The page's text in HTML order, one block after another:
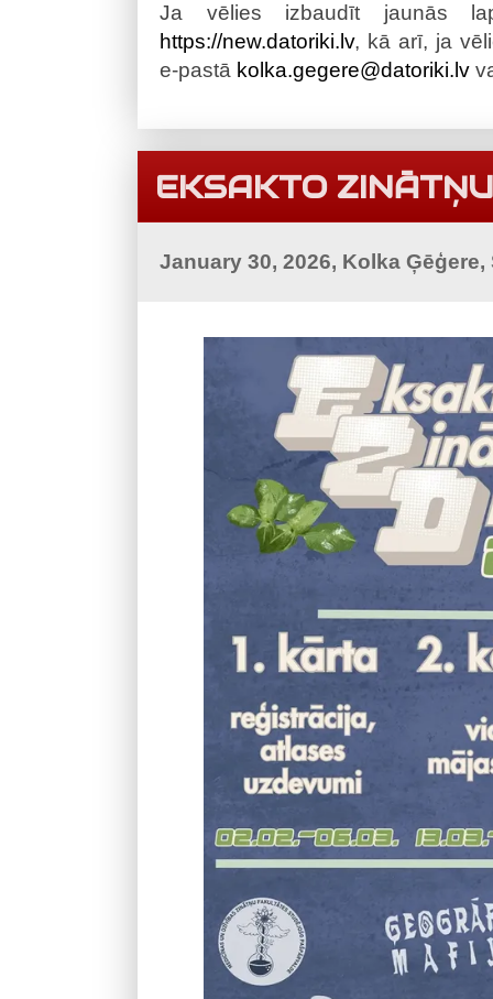
Ja vēlies izbaudīt jaunās
https://new.datoriki.lv, kā arī, ja
e-pastā kolka.gegere@datoriki.lv
EKSAKTO
January 30, 2026, Kolka